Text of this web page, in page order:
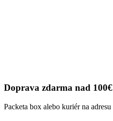
Doprava zdarma nad 100€
Packeta box alebo kuriér na adresu